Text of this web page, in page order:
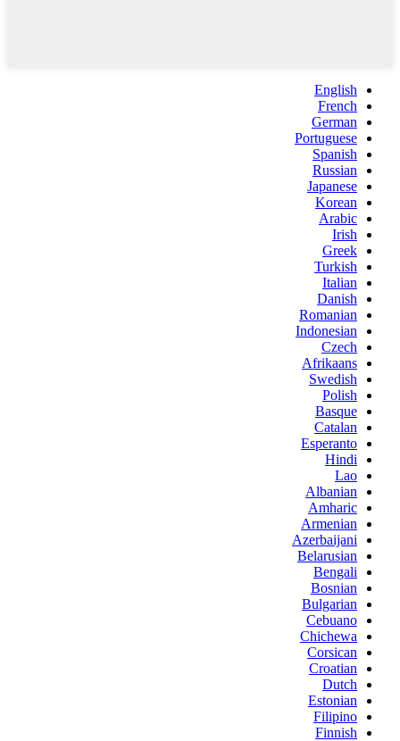
English
French
German
Portuguese
Spanish
Russian
Japanese
Korean
Arabic
Irish
Greek
Turkish
Italian
Danish
Romanian
Indonesian
Czech
Afrikaans
Swedish
Polish
Basque
Catalan
Esperanto
Hindi
Lao
Albanian
Amharic
Armenian
Azerbaijani
Belarusian
Bengali
Bosnian
Bulgarian
Cebuano
Chichewa
Corsican
Croatian
Dutch
Estonian
Filipino
Finnish